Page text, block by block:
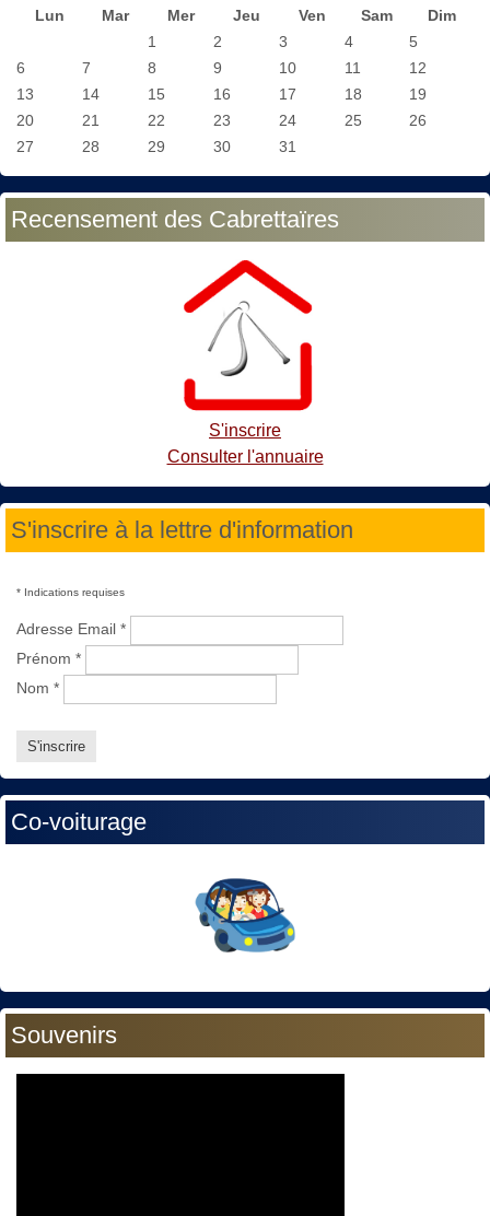
Lun
Mar Mer Jeu Ven Sam
Dim
1
2 3 4
5
6
7 8 9 10 11
12
13
14 15 16 17 18
19
20
21 22 23 24 25
26
27
28 29 30 31
Recensement des Cabrettaïres
S'inscrire
Consulter l'annuaire
S'inscrire à la lettre d'information
* Indications requises
Adresse Email *
Prénom *
Nom *
Co-voiturage
Souvenirs